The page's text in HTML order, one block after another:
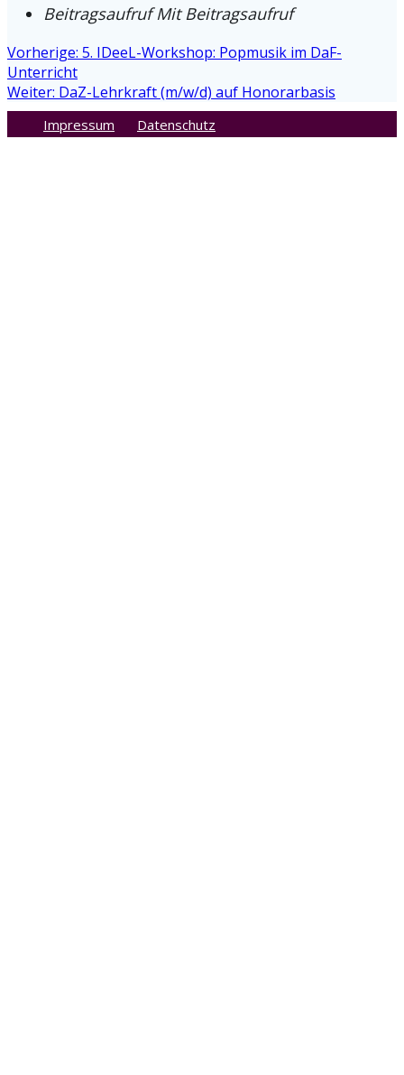
Beitragsaufruf Mit Beitragsaufruf
Beitragsnavigation
Vorherige: Vorheriger
5. IDeeL-Workshop: Popmusik im DaF-
Unterricht
Weiter: Nächster
Beitrag:
DaZ-Lehrkraft (m/w/d) auf Honorarbasis
Impressum Datenschutz